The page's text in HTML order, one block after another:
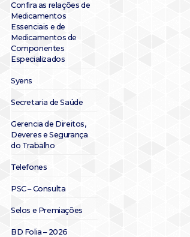
Confira as relações de
Medicamentos
Essenciais e de
Medicamentos de
Componentes
Especializados
Syens
Secretaria de Saúde
Gerencia de Direitos,
Deveres e Segurança
do Trabalho
Telefones
PSC – Consulta
Selos e Premiações
BD Folia – 2026